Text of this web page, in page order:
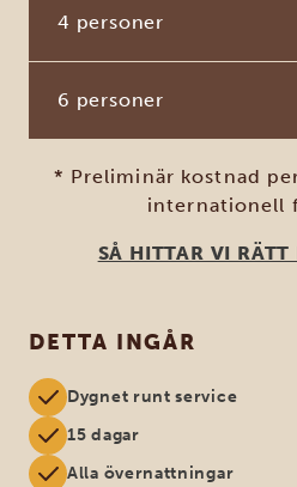
4 personer
6 personer
* Preliminär kostnad
internationell
SÅ HITTAR VI RÄTT
DETTA INGÅR
Dygnet runt service
15 dagar
Alla övernattningar